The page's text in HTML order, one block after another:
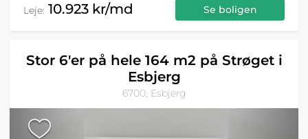
Leje: 10.923 kr/md Se boligen
Stor 6'er på hele 164 m2 på Strøget i
Esbjerg
6700, Esbjerg